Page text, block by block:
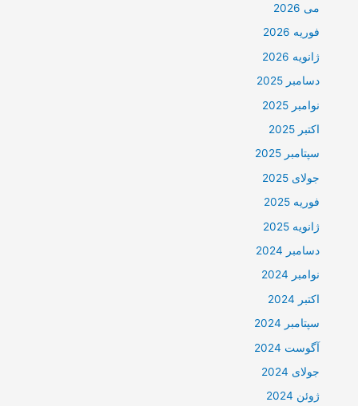
می 2026
فوریه 2026
ژانویه 2026
دسامبر 2025
نوامبر 2025
اکتبر 2025
سپتامبر 2025
جولای 2025
فوریه 2025
ژانویه 2025
دسامبر 2024
نوامبر 2024
اکتبر 2024
سپتامبر 2024
آگوست 2024
جولای 2024
ژوئن 2024